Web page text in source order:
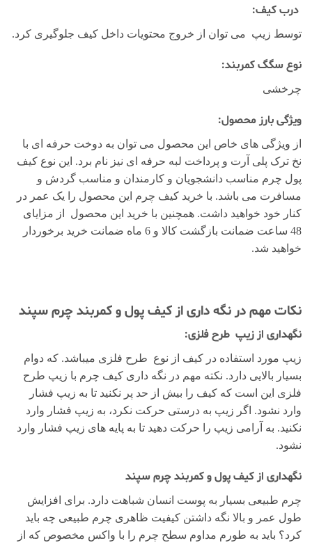
درب کیف:
توسط زیپ می توان از خروج محتویات داخل کیف جلوگیری کرد.
نوع سگگ کمربند:
چرخشی
ویژگی بارز محصول:
از ویژگی های خاص این محصول می توان به دوخت حرفه ای با
نخ ترک پلی آرت و پرداخت لبه حرفه ای نیز نام برد. این نوع کیف
پول چرم مناسب دانشجویان و کارمندان و مناسب گردش و
مسافرت می باشد. با خرید کیف چرم این محصول را یک عمر در
کنار خود خواهید داشت. همچنین با خرید این محصول از مزایای
48 ساعت ضمانت بازگشت کالا و 6 ماه ضمانت خرید برخوردار
خواهید شد.
نکات مهم در نگه داری از کیف پول و کمربند چرم سپند
نگهداری از زیپ طرح فلزی:
زیپ مورد استفاده در کیف از نوع طرح فلزی میباشد. که دوام
بسیار بالایی دارد. نکته مهم در نگه داری کیف چرم با زیپ طرح
فلزی این است که کیف را بیش از حد پر نکنید تا به زیپ فشار
وارد نشود. اگر زیپ به درستی حرکت نکرد، به زیپ فشار وارد
نکنید. به آرامی زیپ را حرکت دهید تا به پایه های زیپ فشار وارد
نشود.
نگهداری از کیف پول و کمربند چرم سپند
چرم طبیعی بسیار به پوست انسان شباهت دارد. برای افزایش
طول عمر و بالا نگه داشتن کیفیت ظاهری چرم طبیعی چه باید
کرد؟ باید به طورم مداوم سطح چرم را با واکس مخصوص که از